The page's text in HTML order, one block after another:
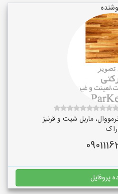
ماربل شیت و قرنیز
پروفایل